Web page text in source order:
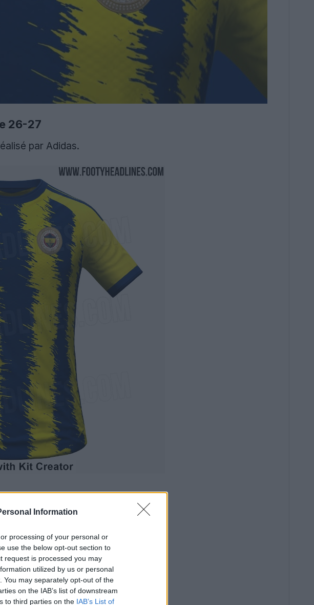
Information
processing of your personal or
use the below opt-out section to
request is processed you may
utilized by us or personal
may separately opt-out of the
on the IAB’s list of downstream
to third parties on the IAB’s List of
26-27
par Adidas.